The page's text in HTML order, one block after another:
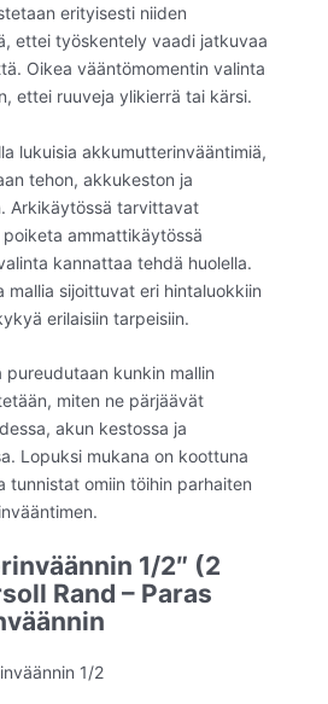
erityisesti niiden
ettei työskentely vaadi jatkuvaa
Oikea vääntömomentin valinta
ettei ruuveja ylikierrä tai kärsi.
lukuisia akkumutterinvääntimiä,
tehon, akkukeston ja
Arkikäytössä tarvittavat
ammattikäytössä
kannattaa tehdä huolella.
mallia sijoittuvat eri hintaluokkiin
erilaisiin tarpeisiin.
pureudutaan kunkin mallin
miten ne pärjäävät
akun kestossa ja
Lopuksi mukana on koottuna
tunnistat omiin töihin parhaiten
1/2″ (2
Rand – Paras